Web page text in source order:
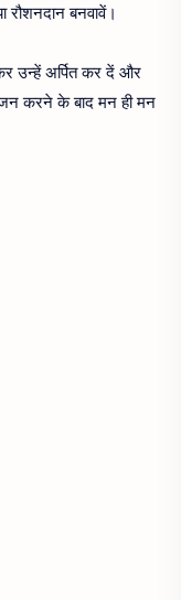
रौशनदान बनवावें।
उन्हें अर्पित कर दें और
करने के बाद मन ही मन